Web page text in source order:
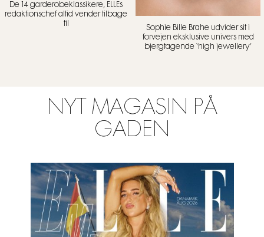
De 14 garderobeklassikere, ELLEs
redaktionschef altid vender tilbage
til
Sophie Bille Brahe udvider sit i
forvejen eksklusive univers med
bjergtagende ‘high jewellery’
NYT MAGASIN PÅ
GADEN